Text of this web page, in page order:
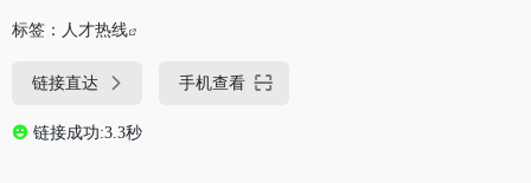
标签： 人才热线
链接直达 手机查看
链接成功:3.3秒